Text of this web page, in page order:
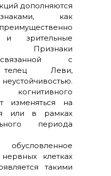
дополняются
как
и зрительные
Признаки
с
телец Леви,
когнитивного
изменяться на
или в рамках
периода
клетках
такими